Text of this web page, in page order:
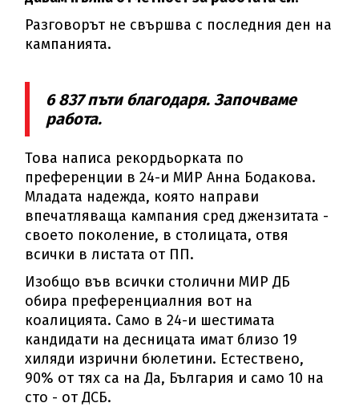
Разговорът не свършва с последния ден на
кампанията.
6 837 пъти благодаря. Започваме
работа.
Това написа рекордьорката по
преференции в 24-и МИР Анна Бодакова.
Младата надежда, която направи
впечатляваща кампания сред джензитата -
своето поколение, в столицата, отвя
всички в листата от ПП.
Изобщо във всички столични МИР ДБ
обира преференциалния вот на
коалицията. Само в 24-и шестимата
кандидати на десницата имат близо 19
хиляди изрични бюлетини. Естествено,
90% от тях са на Да, България и само 10 на
сто - от ДСБ.